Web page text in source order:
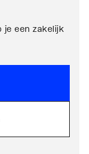
je een zakelijk